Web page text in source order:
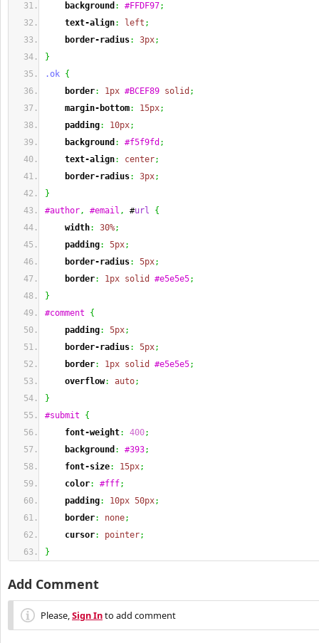
background : #FFDF97;
text-align: left ;
border-radius: 3px;
}
.ok {
border: 1px #BCEF89 solid ;
margin-bottom: 15px;
padding: 10px;
background : #f5f9fd ;
text-align: center;
border-radius: 3px;
}
#author, #email , #url
{
width: 30%;
padding: 5px;
border-radius: 5px;
border: 1px solid #e5e5e5;
}
#comment
{
padding: 5px;
border-radius: 5px;
border: 1px solid #e5e5e5;
overflow: auto;
}
#submit
{
font-weight: 400;
background : #393;
font-size: 15px;
color: #fff;
padding: 10px 50px;
border: none;
cursor: pointer;
}
Add Comment
Please,Sign Into add comment